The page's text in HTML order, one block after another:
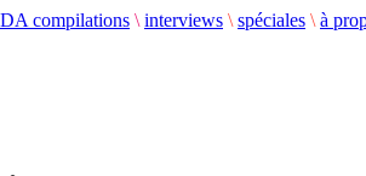
compilations \ interviews \ spéciales \ à